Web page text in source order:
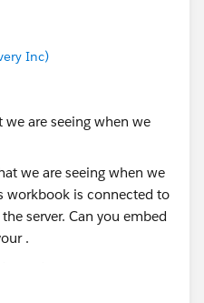
Inc)
are seeing when we
you embed the data